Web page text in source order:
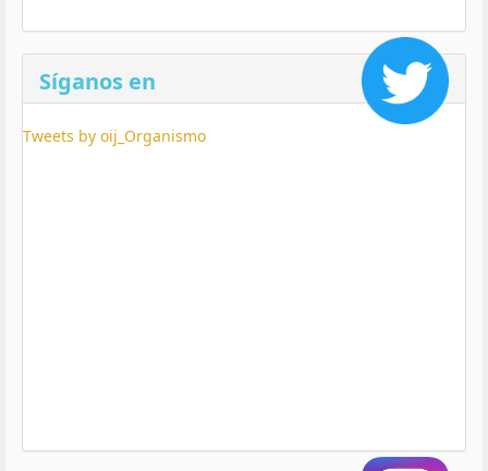
Síganos en
Tweets by oij_Organismo